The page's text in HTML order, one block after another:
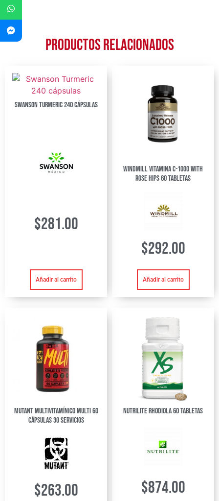
Productos relacionados
Swanson Turmeric 240 cápsulas
$281.00
Añadir al carrito
Windmill Vitamina C-1000 with
Rose Hips 60 Tabletas
$292.00
Añadir al carrito
Mutant Multivitamínico Multi 60
Cápsulas 30 Servicios
$263.00
Nutrilite Rhodiola 60 tabletas
$874.00